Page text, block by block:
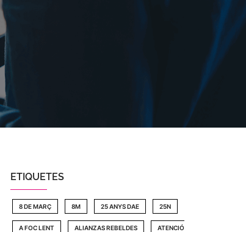
ETIQUETES
8 DE MARÇ 8M 25 ANYS DAE 25N
A FOC LENT ALIANZAS REBELDES ATENCIÓ